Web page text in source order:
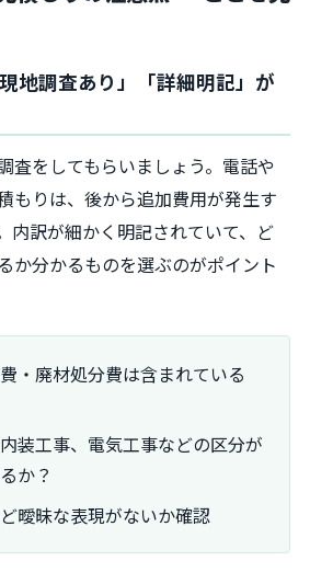
地調査あり」「詳細明記」が
査をしてもらいましょう。電話や
もりは、後から追加費用が発生す
内訳が細かく明記されていて、ど
か分かるものを選ぶのがポイント
・廃材処分費は含まれている
装工事、電気工事などの区分が
か？
曖昧な表現がないか確認